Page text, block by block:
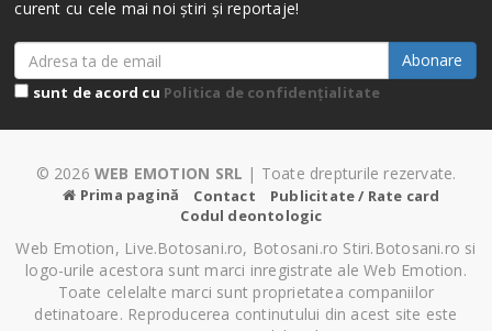
curent cu cele mai noi știri și reportaje!
Abonare
sunt de acord cu Politica de confidențialitate
© 2026 WEB EMOTION SRL | Toate drepturile rezervate.
Prima pagină Contact
Publicitate / Rate card
Codul deontologic
Web Emotion, Live.Botosani.ro, Botosani.ro Stiri.Botosani.ro si
logo-urile acestora sunt marci inregistrate ale Web Emotion.
Toate celelalte marci sunt proprietatea companiilor
detinatoare. Reproducerea continutului din acest site este